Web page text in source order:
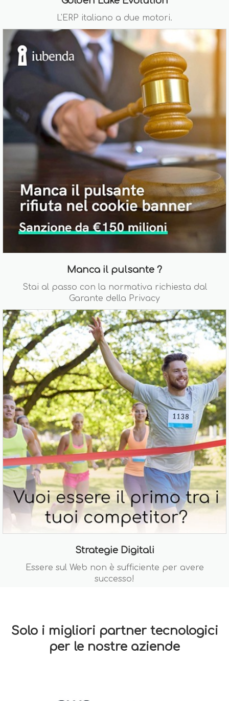
L'ERP italiano a due motori.
Manca il pulsante ?
Stai al passo con la normativa richiesta dal
Garante della Privacy
Strategie Digitali
Essere sul Web non è sufficiente per avere
successo!
Solo i migliori partner tecnologici
per le nostre aziende